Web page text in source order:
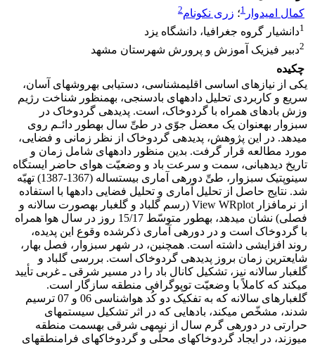
کمال امیدوار 1؛ زری نکونام2
1دانشیار گروه جغرافیا، دانشگاه یزد
2دبیر فیزیک آموزش و پرورش شهرستان مشهد
چکیده
یکی از نیازهای اساسی اقلیم‎شناسی، دستیابی به‎روش‎های آسان،
سریع و کاربردی تحلیل داده‎های بادسنجی، به‎منظور شناخت رژیم
وزش بادهای همراه با گردوخاک، است. پدیده‎ی گردوخاک در
سبزوار به‎عنوان یک معضل جوّی در طیِّ سال به‎طور دائـم روی
می‎دهد. در این پژوهش، پدیده‎ی گردوخاک از نظر زمانی و فضایی،
مورد مطالعه قرار گرفت. بدین منظور داده‎های شامل زمان و
تاریخ دیده‎بانی، سمت و سرعت باد و وضعیّت هوای حاضر ایستگاه
سینوپتیک سبزوار، طیِّ دوره‎ی آماری بیست‎ساله (1367-1387) تهیّه
شد. نتایج حاصل از تحلیل آماری و تحلیل فضایی داده‎ها با استفاده
از نرم‎افزار View WRplot (رسم گلباد و گل‎غبار به‎صورت سالانه و
فصلی) نشان می‎دهد، به‎طور متوسّط 15/17 روز در سال هوا همراه
با گردوخاک است و در دوره‎ی آماری ذکرشده وقوع این پدیده،
روند افزایشی داشته است. همچنین، در شهر سبزوار، فصل بهار،
شایع‎ترین زمان بروز پدیده‎ی گردوخاک است. بررسی گلباد و
گل‎غبار سالانه نیز، تشکیل کانال باد را در مسیر شرقی ـ غربی تأیید
می‎کند که کاملاً با وضعیّت توپوگرافی منطقه سازگار است.
گل‎غبارهای سالانه که به تفکیک دو کُد هواشناسی 06 و 07 ترسیم
شدند، مشخّص می‎کند، بادهایی که در اثر تشکیل سیستم‎های
حرارتی در دوره‎ی گرم سال از نیمه‎ی شرقی به‎سمت منطقه
می‎وزند، در ایجاد گردوخاک‎های محلّی و گردوخاک‎های فرامنطقه‎ای